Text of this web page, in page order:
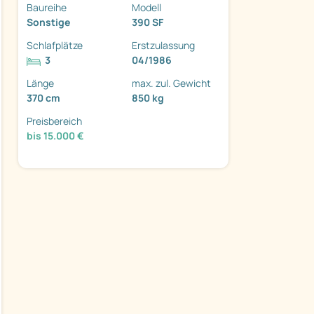
Baureihe
Sonstige
Modell
390 SF
Schlafplätze
3
Erstzulassung
04/1986
Länge
370 cm
max. zul. Gewicht
850 kg
Preisbereich
bis 15.000 €